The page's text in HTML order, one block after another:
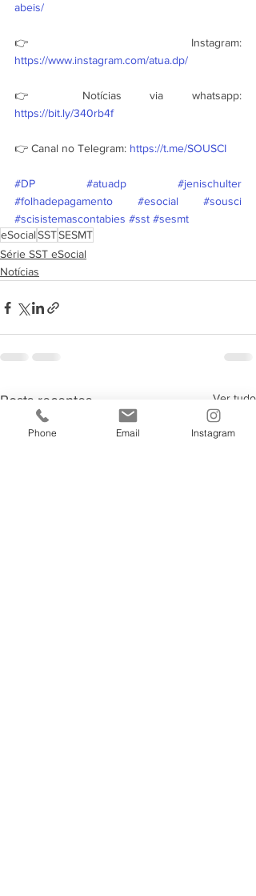
abeis/
https://www.instagram.com/atua.dp/
https://bit.ly/340rb4f
👉 Canal no Telegram: https://t.me/SOUSCI
#DP #atuadp
#jenischulter
#folhadepagamento
#esocial
#sousci
#scisistemascontabies #sst #sesmt
eSocialSSTSESMT
Série SST eSocial
Notícias
Posts recentes Ver tudo
Phone Email Instagram